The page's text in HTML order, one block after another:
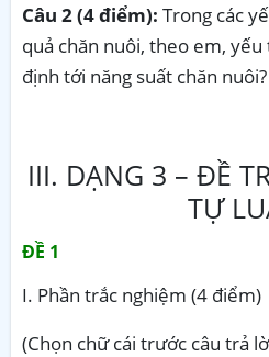
Câu 2 (4 điểm): Trong các
quả chăn nuôi, theo em,
định tới năng suất chăn nuôi?
III. DẠNG 3 – ĐỀ
TỰ
ĐỀ 1
I. Phần trắc nghiệm (4 điểm)
(Chọn chữ cái trước câu trả